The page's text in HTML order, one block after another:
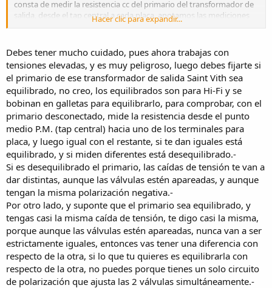
consta de medir la resistencia cc del primario del transformador de
salida, desde el tap central a cada placa. anotamos las mediciones
en ohm y luego medimos la caída de tension en cada placa con
tensión la dividimos por la resistencia correspondiente a la placa y
obtenemos la corriente de reposo.. quisiera saber si puedo colgar
los links donde esta esta información porque tal vez le sea de gran
ayuda a los que quieran hacer un amplificador valvular clase AB de
este tipo y no sean ingenieros.. saludos.
Hacer clic para expandir...
Debes tener mucho cuidado, pues ahora trabajas con
tensiones elevadas, y es muy peligroso, luego debes fijarte si
el primario de ese transformador de salida Saint Vith sea
equilibrado, no creo, los equilibrados son para Hi-Fi y se
bobinan en galletas para equilibrarlo, para comprobar, con el
primario desconectado, mide la resistencia desde el punto
medio P.M. (tap central) hacia uno de los terminales para
placa, y luego igual con el restante, si te dan iguales está
equilibrado, y si miden diferentes está desequilibrado.-
Si es desequilibrado el primario, las caídas de tensión te van a
dar distintas, aunque las válvulas estén apareadas, y aunque
tengan la misma polarización negativa.-
Por otro lado, y suponte que el primario sea equilibrado, y
tengas casi la misma caída de tensión, te digo casi la misma,
porque aunque las válvulas estén apareadas, nunca van a ser
estrictamente iguales, entonces vas tener una diferencia con
respecto de la otra, si lo que tu quieres es equilibrarla con
respecto de la otra, no puedes porque tienes un solo circuito
de polarización que ajusta las 2 válvulas simultáneamente.-